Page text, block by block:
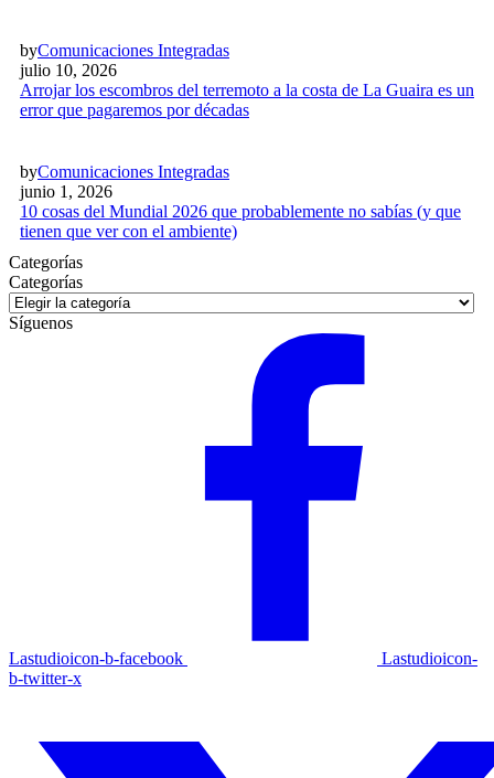
byComunicaciones Integradas
julio 10, 2026
Arrojar los escombros del terremoto a la costa de La Guaira es un
error que pagaremos por décadas
byComunicaciones Integradas
junio 1, 2026
10 cosas del Mundial 2026 que probablemente no sabías (y que
tienen que ver con el ambiente)
Categorías
Categorías
Categorías
Síguenos
Lastudioicon-b-facebook
Lastudioicon-
b-twitter-x